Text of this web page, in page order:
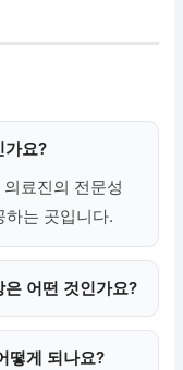
가요?
료진의 전문성
하는 곳입니다.
어떤 것인가요?
떻게 되나요?